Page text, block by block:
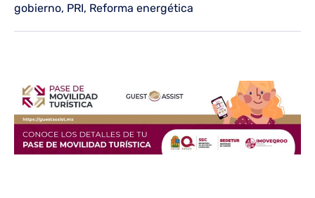
gobierno, PRI, Reforma energética